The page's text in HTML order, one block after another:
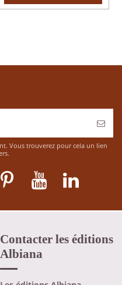
Vous trouverez pour cela un lien
Contacter les éditions
Albiana